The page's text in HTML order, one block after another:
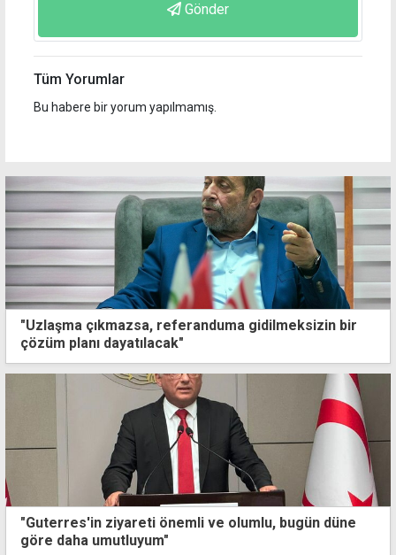
Gönder
Tüm Yorumlar
Bu habere bir yorum yapılmamış.
"Uzlaşma çıkmazsa, referanduma gidilmeksizin bir
çözüm planı dayatılacak"
"Guterres'in ziyareti önemli ve olumlu, bugün düne
göre daha umutluyum"